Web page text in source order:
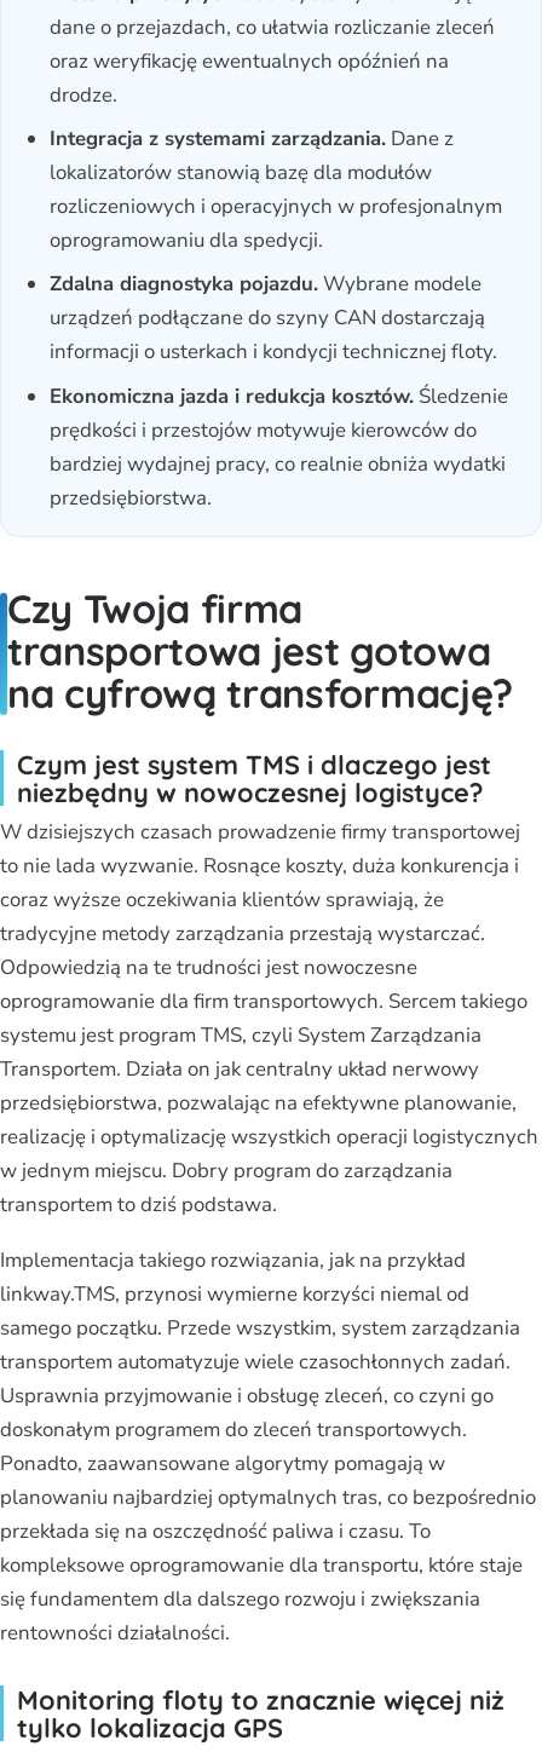
dane o przejazdach, co ułatwia rozliczanie zleceń
oraz weryfikację ewentualnych opóźnień na
drodze.
Integracja z systemami zarządzania. Dane z
lokalizatorów stanowią bazę dla modułów
rozliczeniowych i operacyjnych w profesjonalnym
oprogramowaniu dla spedycji.
Zdalna diagnostyka pojazdu.Wybrane modele
urządzeń podłączane do szyny CAN dostarczają
informacji o usterkach i kondycji technicznej floty.
Ekonomiczna jazda i redukcja kosztów. Śledzenie
prędkości i przestojów motywuje kierowców do
bardziej wydajnej pracy, co realnie obniża wydatki
przedsiębiorstwa.
Czy Twoja firma
transportowa jest gotowa
na cyfrową transformację?
Czym jest system TMS i dlaczego jest
niezbędny w nowoczesnej logistyce?
W dzisiejszych czasach prowadzenie firmy transportowej
to nie lada wyzwanie. Rosnące koszty, duża konkurencja i
coraz wyższe oczekiwania klientów sprawiają, że
tradycyjne metody zarządzania przestają wystarczać.
Odpowiedzią na te trudności jest nowoczesne
oprogramowanie dla firm transportowych. Sercem takiego
systemu jest program TMS, czyli System Zarządzania
Transportem. Działa on jak centralny układ nerwowy
przedsiębiorstwa, pozwalając na efektywne planowanie,
realizację i optymalizację wszystkich operacji logistycznych
w jednym miejscu. Dobry program do zarządzania
transportem to dziś podstawa.
Implementacja takiego rozwiązania, jak na przykład
linkway.TMS, przynosi wymierne korzyści niemal od
samego początku. Przede wszystkim, system zarządzania
transportem automatyzuje wiele czasochłonnych zadań.
Usprawnia przyjmowanie i obsługę zleceń, co czyni go
doskonałym programem do zleceń transportowych.
Ponadto, zaawansowane algorytmy pomagają w
planowaniu najbardziej optymalnych tras, co bezpośrednio
przekłada się na oszczędność paliwa i czasu. To
kompleksowe oprogramowanie dla transportu, które staje
się fundamentem dla dalszego rozwoju i zwiększania
rentowności działalności.
Monitoring floty to znacznie więcej niż
tylko lokalizacja GPS